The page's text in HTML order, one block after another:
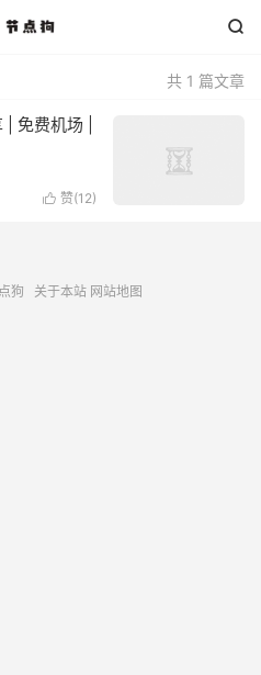

共 1 篇文章
免费机场 |
 赞(12)
狗 关于本站 网站地图